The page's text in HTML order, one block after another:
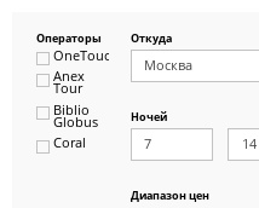
Операторы
OneTouch&Travel
Anex
Tour
Biblio
Globus
Coral
Откуда
Ночей
Диапазон цен